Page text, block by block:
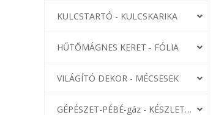
KULCSTARTÓ - KULCSKARIKA
HŰTŐMÁGNES KERET - FÓLIA
VILÁGÍTÓ DEKOR - MÉCSESEK
GÉPÉSZET-PÉBÉ-gáz - KÉSZLETEK